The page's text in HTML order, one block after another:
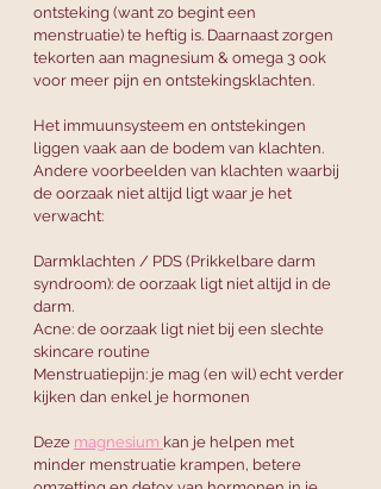
ontsteking (want zo begint een
menstruatie) te heftig is. Daarnaast zorgen
tekorten aan magnesium & omega 3 ook
voor meer pijn en ontstekingsklachten.
Het immuunsysteem en ontstekingen
liggen vaak aan de bodem van klachten.
Andere voorbeelden van klachten waarbij
de oorzaak niet altijd ligt waar je het
verwacht:
Darmklachten / PDS (Prikkelbare darm
syndroom): de oorzaak ligt niet altijd in de
darm.
Acne: de oorzaak ligt niet bij een slechte
skincare routine
Menstruatiepijn: je mag (en wil) echt verder
kijken dan enkel je hormonen
Deze magnesium kan je helpen met
minder menstruatie krampen, betere